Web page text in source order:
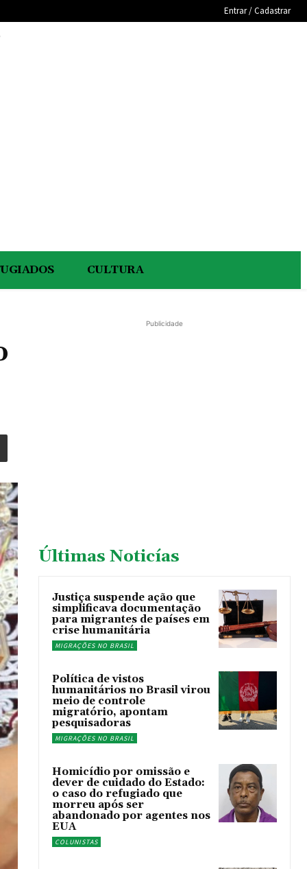
Entrar / Cadastrar
CULTURA
Publicidade
Últimas Noticías
Justiça suspende ação que
simplificava documentação
para migrantes de países em
crise humanitária
MIGRAÇÕES NO BRASIL
Política de vistos
humanitários no Brasil virou
meio de controle
migratório, apontam
pesquisadoras
MIGRAÇÕES NO BRASIL
Homicídio por omissão e
dever de cuidado do Estado:
o caso do refugiado que
morreu após ser
abandonado por agentes nos
EUA
COLUNISTAS